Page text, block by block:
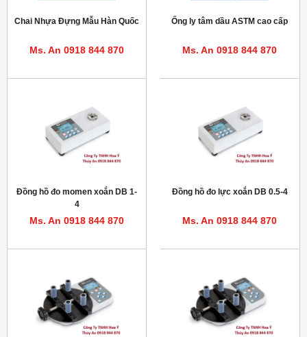
Chai Nhựa Đựng Mẫu Hàn Quốc
Ms. An 0918 844 870
Ống ly tâm dầu ASTM cao cấp
Ms. An 0918 844 870
Đồng hồ đo momen xoắn DB 1-
4
Ms. An 0918 844 870
Đồng hồ đo lực xoắn DB 0.5-4
Ms. An 0918 844 870